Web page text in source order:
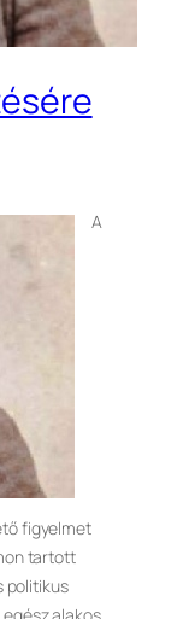
A
figyelmet
tartott
politikus